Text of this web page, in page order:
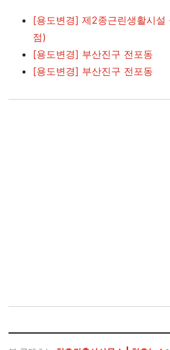
[용도변경] 제2종근린생활시
점)
[용도변경] 부산진구 전포동
[용도변경] 부산진구 전포동